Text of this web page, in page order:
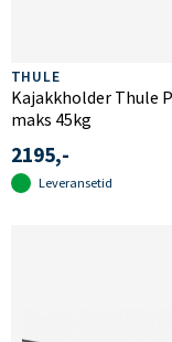
THULE
Kajakkholder Thule
maks 45kg
2195,-
Leveransetid